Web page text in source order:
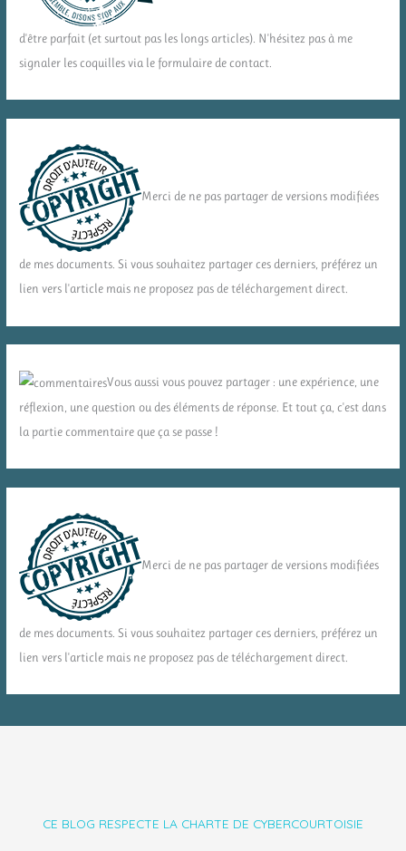
d'être parfait (et surtout pas les longs articles). N'hésitez pas à me
signaler les coquilles via le formulaire de contact.
Merci de ne pas partager de versions modifiées
de mes documents. Si vous souhaitez partager ces derniers, préférez un
lien vers l'article mais ne proposez pas de téléchargement direct.
Vous aussi vous pouvez partager : une expérience, une
réflexion, une question ou des éléments de réponse. Et tout ça, c'est dans
la partie commentaire que ça se passe !
Merci de ne pas partager de versions modifiées
de mes documents. Si vous souhaitez partager ces derniers, préférez un
lien vers l'article mais ne proposez pas de téléchargement direct.
CE BLOG RESPECTE LA CHARTE DE CYBERCOURTOISIE